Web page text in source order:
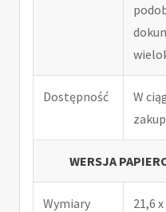
Dostępność
W
WERSJA
Wymiary 21,6